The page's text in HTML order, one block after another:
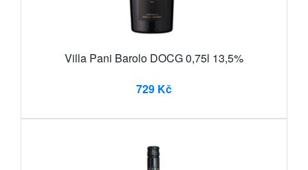
Villa Pani Barolo DOCG 0,75l 13,5%
729 Kč